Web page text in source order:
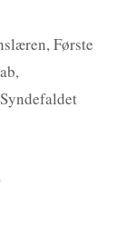
,Første
,
Syndefaldet